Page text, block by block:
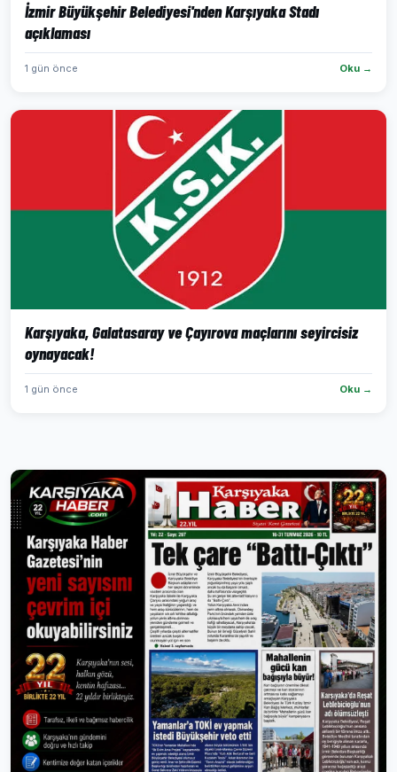
İzmir Büyükşehir Belediyesi'nden Karşıyaka Stadı
açıklaması
1 gün önce Oku →
Karşıyaka, Galatasaray ve Çayırova maçlarını seyircisiz
oynayacak!
1 gün önce Oku →